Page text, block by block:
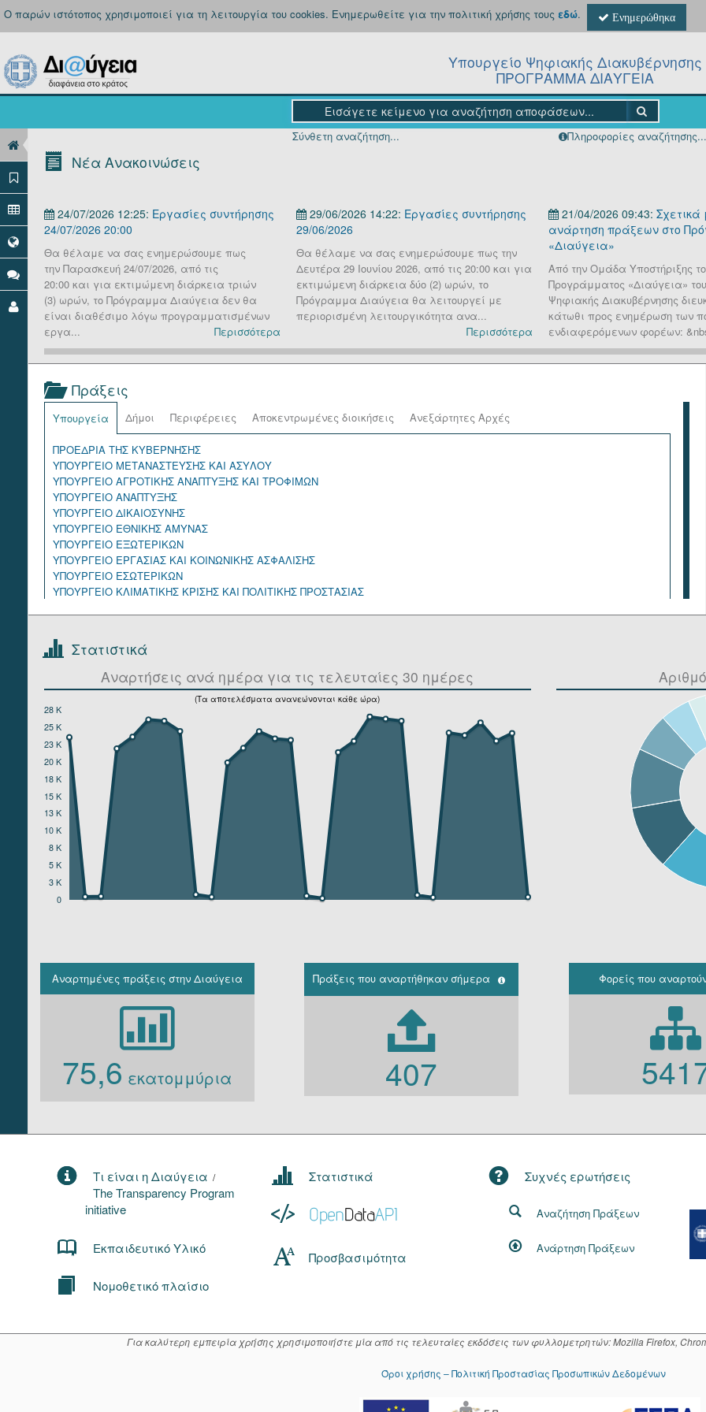
Ο παρών ιστότοπος χρησιμοποιεί για τη λειτουργία του cookies. Ενημερωθείτε για την πολιτική χρήσης τους εδώ. Ενημερώθηκα
Υπουργείο Ψηφιακής Διακυβέρνησης
ΠΡΟΓΡΑΜΜΑ ΔΙΑΥΓΕΙΑ
Σύνθετη αναζήτηση... Πληροφορίες αναζήτησης...
Νέα Ανακοινώσεις
24/07/2026 12:25: Εργασίες συντήρησης
24/07/2026 20:00
Θα θέλαμε να σας ενημερώσουμε πως
την Παρασκευή 24/07/2026, από τις
20:00 και για εκτιμώμενη διάρκεια τριών
(3) ωρών, το Πρόγραμμα Διαύγεια δεν θα
είναι διαθέσιμο λόγω προγραμματισμένων
εργα...
Περισσότερα
29/06/2026 14:22: Εργασίες συντήρησης
29/06/2026
Θα θέλαμε να σας ενημερώσουμε πως την
Δευτέρα 29 Ιουνίου 2026, από τις 20:00 και για
εκτιμώμενη διάρκεια δύο (2) ωρών, το
Πρόγραμμα Διαύγεια θα λειτουργεί με
περιορισμένη λειτουργικότητα ανα...
Περισσότερα
21/04/2026 09:43: Σχετικά
ανάρτηση πράξεων στο
«Διαύγεια»
Από την Ομάδα Υποστήριξης
Προγράμματος «Διαύγεια»
Ψηφιακής Διακυβέρνησης
κάτωθι προς ενημέρωση των
ενδιαφερόμενων φορέων:
Πράξεις
Υπουργεία Δήμοι Περιφέρειες Αποκεντρωμένες διοικήσεις Ανεξάρτητες Αρχές
ΠΡΟΕΔΡΙΑ ΤΗΣ ΚΥΒΕΡΝΗΣΗΣ
ΥΠΟΥΡΓΕΙΟ ΜΕΤΑΝΑΣΤΕΥΣΗΣ ΚΑΙ ΑΣΥΛΟΥ
ΥΠΟΥΡΓΕΙΟ ΑΓΡΟΤΙΚΗΣ ΑΝΑΠΤΥΞΗΣ ΚΑΙ ΤΡΟΦΙΜΩΝ
ΥΠΟΥΡΓΕΙΟ ΑΝΑΠΤΥΞΗΣ
ΥΠΟΥΡΓΕΙΟ ΔΙΚΑΙΟΣΥΝΗΣ
ΥΠΟΥΡΓΕΙΟ ΕΘΝΙΚΗΣ ΑΜΥΝΑΣ
ΥΠΟΥΡΓΕΙΟ ΕΞΩΤΕΡΙΚΩΝ
ΥΠΟΥΡΓΕΙΟ ΕΡΓΑΣΙΑΣ ΚΑΙ ΚΟΙΝΩΝΙΚΗΣ ΑΣΦΑΛΙΣΗΣ
ΥΠΟΥΡΓΕΙΟ ΕΣΩΤΕΡΙΚΩΝ
ΥΠΟΥΡΓΕΙΟ ΚΛΙΜΑΤΙΚΗΣ ΚΡΙΣΗΣ ΚΑΙ ΠΟΛΙΤΙΚΗΣ ΠΡΟΣΤΑΣΙΑΣ
ΥΠΟΥΡΓΕΙΟ ΟΙΚΟΝΟΜΙΚΩΝ
ΥΠΟΥΡΓΕΙΟ ΠΑΙΔΕΙΑΣ, ΘΡΗΣΚΕΥΜΑΤΩΝ ΚΑΙ ΑΘΛΗΤΙΣΜΟΥ
ΥΠΟΥΡΓΕΙΟ ΠΕΡΙΒΑΛΛΟΝΤΟΣ ΚΑΙ ΕΝΕΡΓΕΙΑΣ
ΥΠΟΥΡΓΕΙΟ ΠΟΛΙΤΙΣΜΟΥ
ΥΠΟΥΡΓΕΙΟ ΠΡΟΣΤΑΣΙΑΣ ΤΟΥ ΠΟΛΙΤΗ
ΥΠΟΥΡΓΕΙΟ ΤΟΥΡΙΣΜΟΥ
ΥΠΟΥΡΓΕΙΟ ΥΓΕΙΑΣ ΚΑΙ ΚΟΙΝΩΝΙΚΩΝ ΑΣΦΑΛΙΣΕΩΝ
ΥΠΟΥΡΓΕΙΟ ΥΠΟΔΟΜΩΝ ΚΑΙ ΜΕΤΑΦΟΡΩΝ
ΥΠΟΥΡΓΕΙΟ ΨΗΦΙΑΚΗΣ ΔΙΑΚΥΒΕΡΝΗΣΗΣ
Στατιστικά
Αναρτήσεις ανά ημέρα για τις τελευταίες 30 ημέρες
(Τα αποτελέσματα ανανεώνονται κάθε ώρα)
0
3 K
5 K
8 K
10 K
13 K
15 K
18 K
20 K
23 K
25 K
28 K
Αναρτημένες πράξεις στην Διαύγεια
75,6 εκατομμύρια
Πράξεις που αναρτήθηκαν σήμερα
407
Φορείς που
Τι είναι η Διαύγεια /
The Transparency Program
initiative
Εκπαιδευτικό Υλικό
Νομοθετικό πλαίσιο
Στατιστικά
Προσβασιμότητα
Συχνές ερωτήσεις
Αναζήτηση Πράξεων
Ανάρτηση Πράξεων
Για καλύτερη εμπειρία χρήσης χρησιμοποιήστε μία από τις τελευταίες εκδόσεις των φυλλομετρητών: Mozilla Firefox,
Όροι χρήσης – Πολιτική Προστασίας Προσωπικών Δεδομένων